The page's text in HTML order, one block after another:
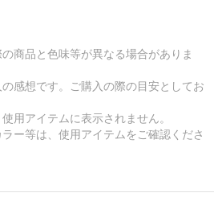
商品と色味等が異なる場合がありま
感想です。ご購入の際の目安としてお
用アイテムに表示されません。
ー等は、使用アイテムをご確認くださ